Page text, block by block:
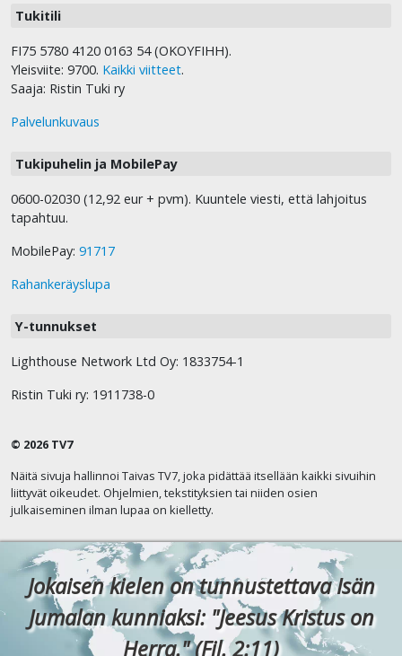
Tukitili
FI75 5780 4120 0163 54 (OKOYFIHH).
Yleisviite: 9700. Kaikki viitteet.
Saaja: Ristin Tuki ry
Palvelunkuvaus
Tukipuhelin ja MobilePay
0600-02030 (12,92 eur + pvm). Kuuntele viesti, että lahjoitus
tapahtuu.
MobilePay: 91717
Rahankeräyslupa
Y-tunnukset
Lighthouse Network Ltd Oy: 1833754-1
Ristin Tuki ry: 1911738-0
© 2026 TV7
Näitä sivuja hallinnoi Taivas TV7, joka pidättää itsellään kaikki sivuihin
liittyvät oikeudet. Ohjelmien, tekstityksien tai niiden osien
julkaiseminen ilman lupaa on kielletty.
Jokaisen kielen on tunnustettava Isän
Jumalan kunniaksi: "Jeesus Kristus on
Herra." (Fil. 2:11)